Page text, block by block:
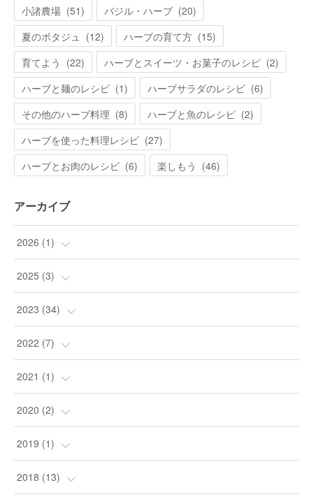
小諸農場 (51) バジル・ハーブ (20)
夏のポタジュ (12) ハーブの育て方 (15)
育てよう (22) ハーブとスイーツ・お菓子のレシピ (2)
ハーブと麺のレシピ (1) ハーブサラダのレシピ (6)
その他のハーブ料理 (8) ハーブと魚のレシピ (2)
ハーブを使った料理レシピ (27)
ハーブとお肉のレシピ (6) 楽しもう (46)
アーカイブ
2026 (1)
(1
2025 (3)
(3)
2023 (34)
(9
(24)
(1
2022 (7)
(1
(4
(1
(1)
2021 (1)
(1
2020 (2)
(2
2019 (1)
(1)
2018 (13)